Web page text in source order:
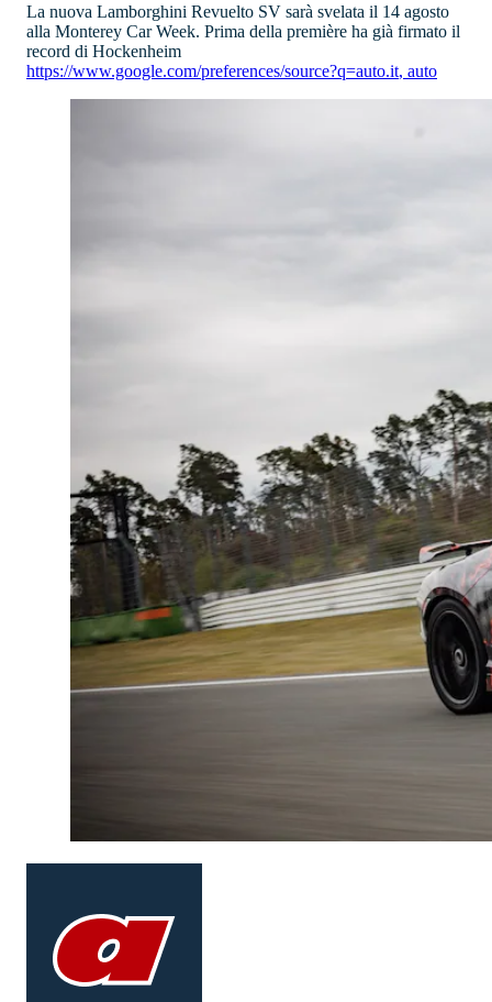
La nuova Lamborghini Revuelto SV sarà svelata il 14 agosto
alla Monterey Car Week. Prima della première ha già firmato il
record di Hockenheim
https://www.google.com/preferences/source?q=auto.it, auto